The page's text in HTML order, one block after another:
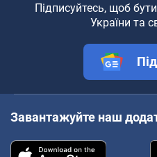
Підписуйтесь, щоб
України та
Завантажуйте наш